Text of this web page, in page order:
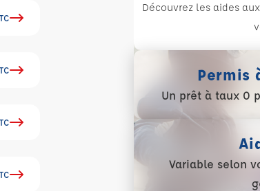
Découvrez les aides
Permis
Un prêt à taux 0
Variable selon